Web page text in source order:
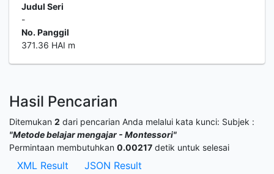
Judul Seri
-
No. Panggil
371.36 HAI m
Hasil Pencarian
Ditemukan 2 dari pencarian Anda melalui kata kunci: Subjek :
"Metode belajar mengajar - Montessori"
Permintaan membutuhkan 0.00217 detik untuk selesai
XML Result JSON Result